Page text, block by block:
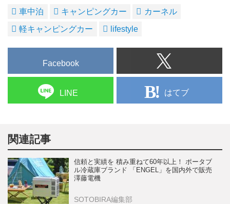
車中泊 キャンピングカー
カーネル
軽キャンピングカー
lifestyle
Facebook
LINE はてブ
関連記事
信頼と実績を 積み重ねて60年以上！ ポータブ
ル冷蔵庫ブランド 「ENGEL」を国内外で販売
澤藤電機
SOTOBIRA編集部